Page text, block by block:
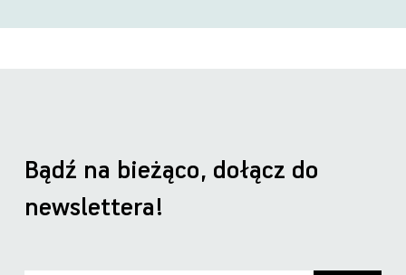
Bądź na bieżąco, dołącz do
newslettera!